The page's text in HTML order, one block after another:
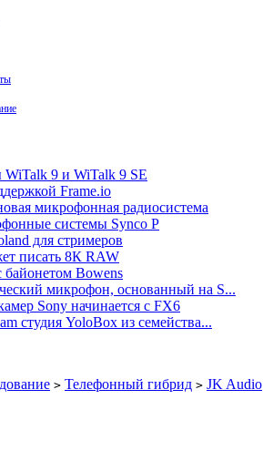
9 и WiTalk 9 SE
Frame.io
микрофонная радиосистема
системы Synco P
для стримеров
писать 8К RAW
Bowens
микрофон, основанный на S...
Sony начинается с FX6
студия YoloBox из семейства...
> Телефонный гибрид > JK Audio